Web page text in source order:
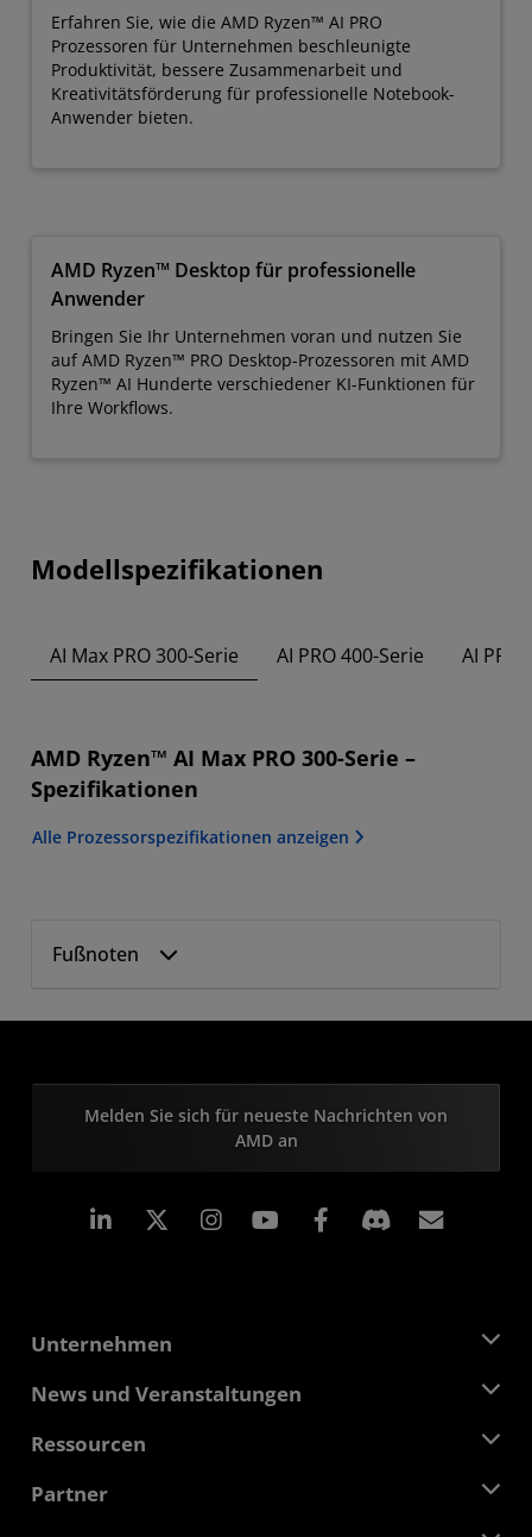
Erfahren Sie, wie die AMD Ryzen™ AI PRO
Prozessoren für Unternehmen beschleunigte
Produktivität, bessere Zusammenarbeit und
Kreativitätsförderung für professionelle Notebook-
Anwender bieten.
AMD Ryzen™ Desktop für professionelle
Anwender
Bringen Sie Ihr Unternehmen voran und nutzen Sie
auf AMD Ryzen™ PRO Desktop-Prozessoren mit AMD
Ryzen™ AI Hunderte verschiedener KI-Funktionen für
Ihre Workflows.
Modellspezifikationen
AI Max PRO 300-Serie AI PRO 400-Serie AI PRO
AMD Ryzen™ AI Max PRO 300-Serie –
Spezifikationen
Alle Prozessorspezifikationen anzeigen
Fußnoten
Melden Sie sich für neueste Nachrichten von
AMD an
LinkedIn Instagram Facebook
Unternehmen
Über AMD
Verantwortung
Kontakt
News und Veranstaltungen
Pressebereich
Mediathek
Ressourcen
Developer Central
Partner